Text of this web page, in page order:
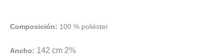
Composición: 100 % poliéster
Ancho: 142 cm 2%